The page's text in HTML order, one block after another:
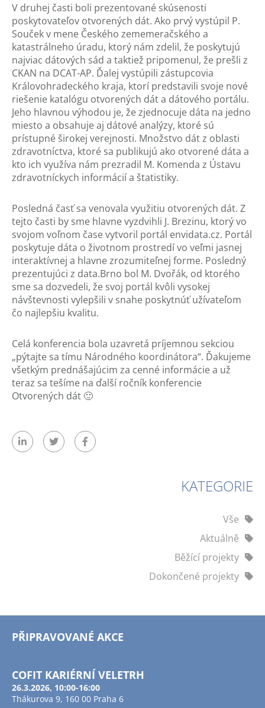
V druhej časti boli prezentované skúsenosti
poskytovateľov otvorených dát. Ako prvý vystúpil P.
Souček v mene Českého zememeračského a
katastrálneho úradu, ktorý nám zdelil, že poskytujú
najviac dátových sád a taktiež pripomenul, že prešli z
CKAN na DCAT-AP. Ďalej vystúpili zástupcovia
Královohradeckého kraja, ktorí predstavili svoje nové
riešenie katalógu otvorených dát a dátového portálu.
Jeho hlavnou výhodou je, že zjednocuje dáta na jedno
miesto a obsahuje aj dátové analýzy, ktoré sú
prístupné širokej verejnosti. Množstvo dát z oblasti
zdravotníctva, ktoré sa publikujú ako otvorené dáta a
kto ich využíva nám prezradil M. Komenda z Ústavu
zdravotníckych informácií a štatistiky.
Posledná časť sa venovala využitiu otvorených dát. Z
tejto časti by sme hlavne vyzdvihli J. Brezinu, ktorý vo
svojom voľnom čase vytvoril portál envidata.cz. Portál
poskytuje dáta o životnom prostredí vo veľmi jasnej
interaktívnej a hlavne zrozumiteľnej forme. Posledný
prezentujúci z data.Brno bol M. Dvořák, od ktorého
sme sa dozvedeli, že svoj portál kvôli vysokej
návštevnosti vylepšili v snahe poskytnúť užívateľom
čo najlepšiu kvalitu.
Celá konferencia bola uzavretá príjemnou sekciou
„pýtajte sa tímu Národného koordinátora“. Ďakujeme
všetkým prednášajúcim za cenné informácie a už
teraz sa tešíme na ďalší ročník konferencie
Otvorených dát 🙂
KATEGORIE
Vše
Aktuálně
Běžící projekty
Dokončené projekty
PŘIPRAVOVANÉ AKCE
COFIT KARIÉRNÍ VELETRH
26.3.2026, 10:00-16:00
Thákurova 9, 160 00 Praha 6